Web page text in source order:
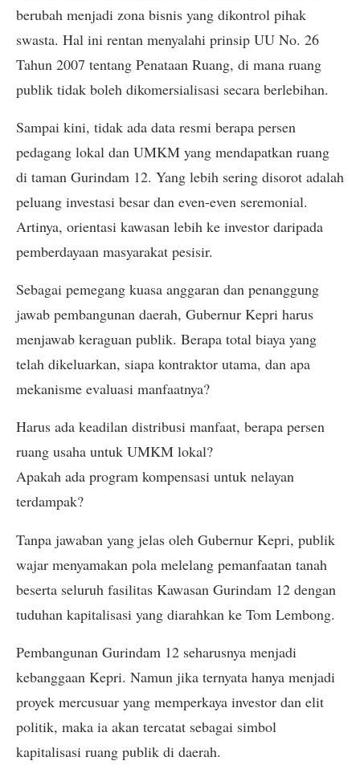
berubah menjadi zona bisnis yang dikontrol pihak
swasta. Hal ini rentan menyalahi prinsip UU No. 26
Tahun 2007 tentang Penataan Ruang, di mana ruang
publik tidak boleh dikomersialisasi secara berlebihan.
Sampai kini, tidak ada data resmi berapa persen
pedagang lokal dan UMKM yang mendapatkan ruang
di taman Gurindam 12. Yang lebih sering disorot adalah
peluang investasi besar dan even-even seremonial.
Artinya, orientasi kawasan lebih ke investor daripada
pemberdayaan masyarakat pesisir.
Sebagai pemegang kuasa anggaran dan penanggung
jawab pembangunan daerah, Gubernur Kepri harus
menjawab keraguan publik. Berapa total biaya yang
telah dikeluarkan, siapa kontraktor utama, dan apa
mekanisme evaluasi manfaatnya?
Harus ada keadilan distribusi manfaat, berapa persen
ruang usaha untuk UMKM lokal?
Apakah ada program kompensasi untuk nelayan
terdampak?
Tanpa jawaban yang jelas oleh Gubernur Kepri, publik
wajar menyamakan pola melelang pemanfaatan tanah
beserta seluruh fasilitas Kawasan Gurindam 12 dengan
tuduhan kapitalisasi yang diarahkan ke Tom Lembong.
Pembangunan Gurindam 12 seharusnya menjadi
kebanggaan Kepri. Namun jika ternyata hanya menjadi
proyek mercusuar yang memperkaya investor dan elit
politik, maka ia akan tercatat sebagai simbol
kapitalisasi ruang publik di daerah.